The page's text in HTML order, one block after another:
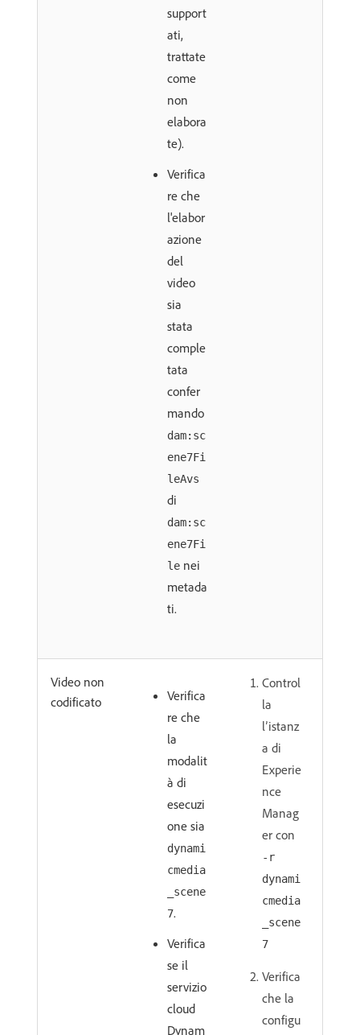
support
ati,
trattate
come
non
elabora
te).
Verifica
re che
l'elabor
azione
del
video
sia
stata
comple
tata
confer
mando
dam:sc
ene7Fi
leAvs
di
dam:sc
ene7Fi
le nei
metada
ti.
Video non
codificato
Verifica
re che
la
modalit
à di
esecuzi
one sia
dynami
cmedia
_scene
7.
Verifica
se il
servizio
cloud
Dynam
Control
la
l’istanz
a di
Experie
nce
Manag
er con
-r
dynami
cmedia
_scene
7
Verifica
che la
configu